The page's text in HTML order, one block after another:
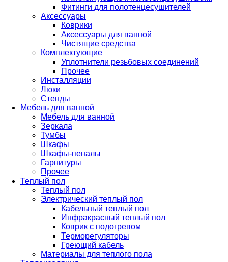
Фитинги для полотенцесушителей
Аксессуары
Коврики
Аксессуары для ванной
Чистящие средства
Комплектующие
Уплотнители резьбовых соединений
Прочее
Инсталляции
Люки
Стенды
Мебель для ванной
Мебель для ванной
Зеркала
Тумбы
Шкафы
Шкафы-пеналы
Гарнитуры
Прочее
Теплый пол
Теплый пол
Электрический теплый пол
Кабельный теплый пол
Инфракрасный теплый пол
Коврик с подогревом
Терморегуляторы
Греющий кабель
Материалы для теплого пола